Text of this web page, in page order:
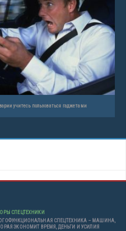
учитесь пользоваться гаджетами
СПЕЦТЕХНИКИ
СПЕЦТЕХНИКА – МАШИНА,
ЭКОНОМИТ ВРЕМЯ, ДЕНЬГИ И УСИЛИЯ